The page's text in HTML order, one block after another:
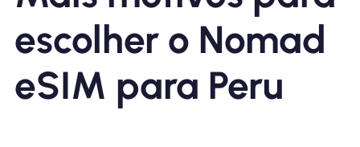
escolher o Nomad
eSIM para Peru